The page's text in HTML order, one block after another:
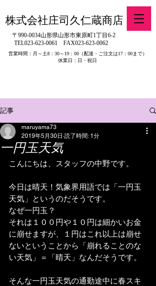
株式会社庄司久仁蔵商店
〒990-0034山形県山形市東原町1丁目6-2
TEL023-623-0061 FAX023-623-0062
営業時間：月～土8：30～19：00（配達・ご注文は17：00まで）
休業日：日・祝日
記事
一円玉天気
maruyama73
2019年5月30日 読了時間: 1分
こんにちは、スタッフの中野です。
今日は晴天！気象界用語では「一円玉
天気」というのだそうです。
なぜ一円玉？
それは１００円や１０円は細かいお金
に崩せますが、１円はこれ以上は崩せ
ないということから「崩れることのな
い天気」＝「晴天」なんだそうです。
そんな一円玉天気の通勤途中に春スキ